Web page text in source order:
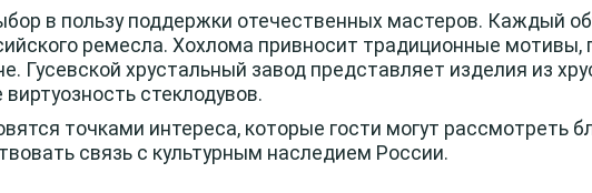
в пользу поддержки отечественных мастеров. Каждый
ремесла. Хохлома привносит традиционные
Гусевской хрустальный завод представляет изделия из
стеклодувов.
точками интереса, которые гости могут рассмотреть
связь с культурным наследием России.